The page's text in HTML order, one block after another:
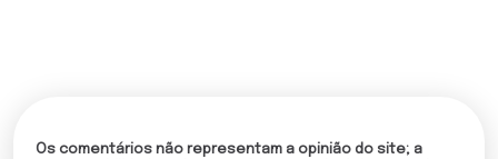
Os comentários não representam a opinião do site; a